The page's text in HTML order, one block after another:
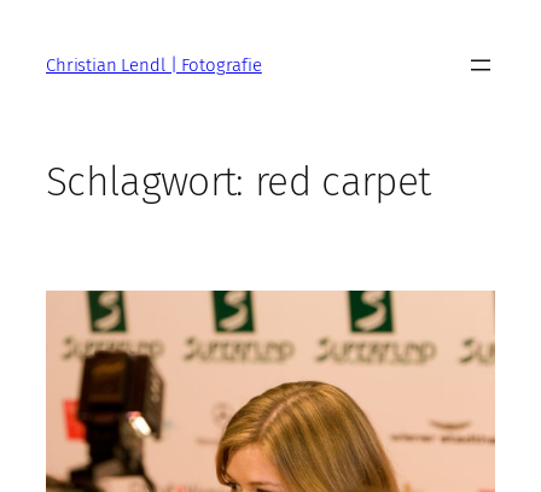
springenChristian Lendl | Fotografie
Schlagwort: red carpet